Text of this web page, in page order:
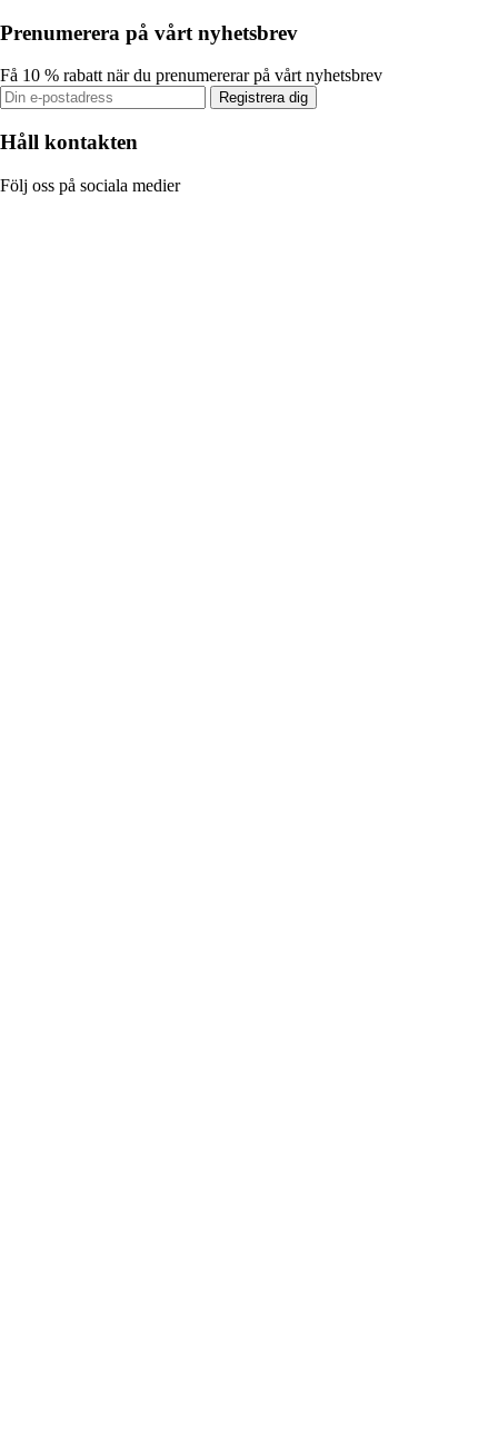
Prenumerera på vårt nyhetsbrev
Få 10 % rabatt när du prenumererar på vårt nyhetsbrev
Registrera dig
Håll kontakten
Följ oss på sociala medier